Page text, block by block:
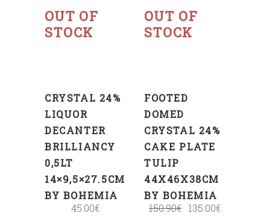
OUT OF
STOCK
CRYSTAL 24%
LIQUOR
DECANTER
BRILLIANCY
0,5LT
14×9,5×27.5CM
BY BOHEMIA
45.00€
OUT OF
STOCK
FOOTED
DOMED
CRYSTAL 24%
CAKE PLATE
TULIP
44X46X38CM
BY BOHEMIA
150.90€ 135.00€